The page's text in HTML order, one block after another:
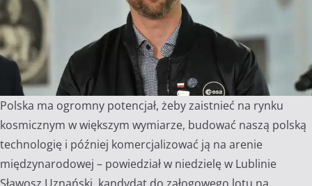
Polska ma ogromny potencjał, żeby zaistnieć na rynku
kosmicznym w większym wymiarze, budować naszą polską
technologię i później komercjalizować ją na arenie
międzynarodowej – powiedział w niedzielę w Lublinie